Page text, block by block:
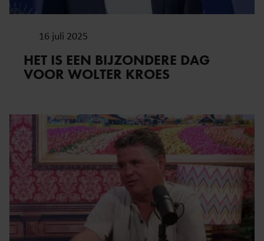
gebruiken.
16 juli 2025
HET IS EEN BIJZONDERE DAG
VOOR WOLTER KROES